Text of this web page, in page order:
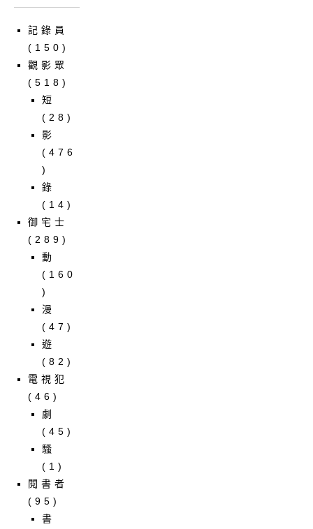
記錄員
(150)
觀影眾
(518)
短
(28)
影
(476
)
錄
(14)
御宅士
(289)
動
(160
)
漫
(47)
遊
(82)
電視犯
(46)
劇
(45)
騷
(1)
閱書者
(95)
書